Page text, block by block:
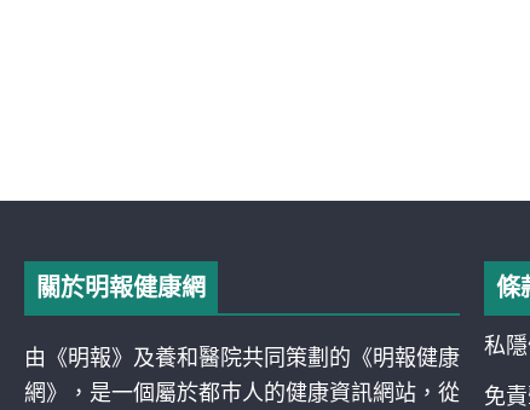
關於明報健康網
由《明報》及養和醫院共同策劃的《明報健康
網》，是一個屬於都巿人的健康資訊網站，從
條
私
免